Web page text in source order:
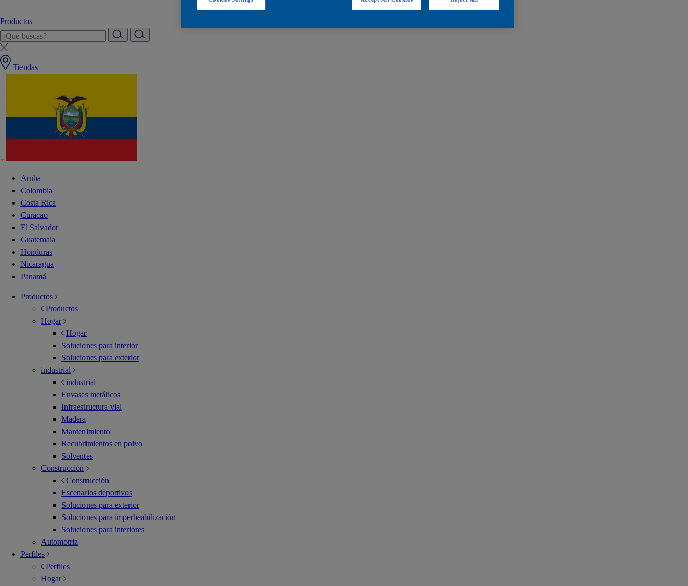
Productos
Tiendas
Aruba
Colombia
Costa Rica
Curacao
El Salvador
Guatemala
Honduras
Nicaragua
Panamá
Productos
Productos
Hogar
Hogar
Soluciones para interior
Soluciones para exterior
industrial
industrial
Envases metálicos
Infraestructura vial
Madera
Mantenimiento
Recubrimientos en polvo
Solventes
Construcción
Construcción
Escenarios deportivos
Soluciones para exterior
Soluciones para imperbeabilización
Soluciones para interiores
Automotriz
Perfiles
Perfiles
Hogar